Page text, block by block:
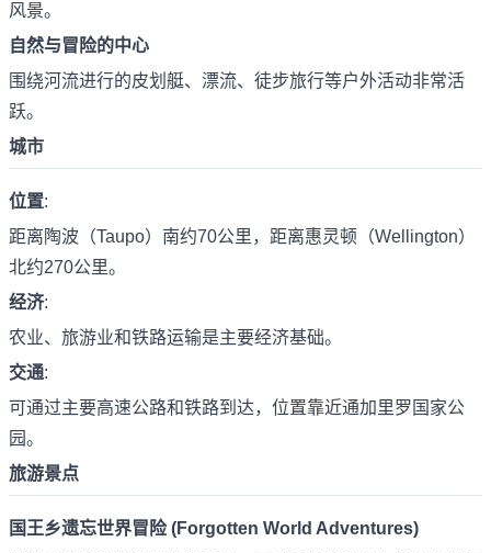
风景。
自然与冒险的中心
围绕河流进行的皮划艇、漂流、徒步旅行等户外活动非常活
跃。
城市
位置:
距离陶波（Taupo）南约70公里，距离惠灵顿（Wellington）
北约270公里。
经济:
农业、旅游业和铁路运输是主要经济基础。
交通:
可通过主要高速公路和铁路到达，位置靠近通加里罗国家公
园。
旅游景点
国王乡遗忘世界冒险 (Forgotten World Adventures)